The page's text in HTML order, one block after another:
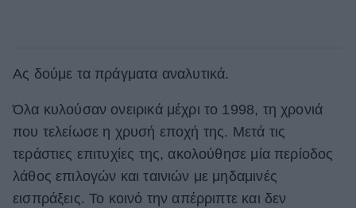
Ας δούμε τα πράγματα αναλυτικά.
Όλα κυλούσαν ονειρικά μέχρι το 1998, τη χρονιά
που τελείωσε η χρυσή εποχή της. Μετά τις
τεράστιες επιτυχίες της, ακολούθησε μία περίοδος
λάθος επιλογών και ταινιών με μηδαμινές
εισπράξεις. Το κοινό την απέρριπτε και δεν